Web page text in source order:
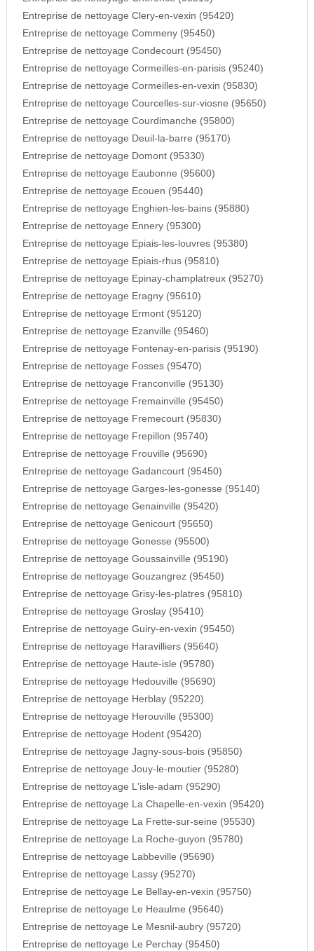
Entreprise de nettoyage Clery-en-vexin (95420)
Entreprise de nettoyage Commeny (95450)
Entreprise de nettoyage Condecourt (95450)
Entreprise de nettoyage Cormeilles-en-parisis (95240)
Entreprise de nettoyage Cormeilles-en-vexin (95830)
Entreprise de nettoyage Courcelles-sur-viosne (95650)
Entreprise de nettoyage Courdimanche (95800)
Entreprise de nettoyage Deuil-la-barre (95170)
Entreprise de nettoyage Domont (95330)
Entreprise de nettoyage Eaubonne (95600)
Entreprise de nettoyage Ecouen (95440)
Entreprise de nettoyage Enghien-les-bains (95880)
Entreprise de nettoyage Ennery (95300)
Entreprise de nettoyage Epiais-les-louvres (95380)
Entreprise de nettoyage Epiais-rhus (95810)
Entreprise de nettoyage Epinay-champlatreux (95270)
Entreprise de nettoyage Eragny (95610)
Entreprise de nettoyage Ermont (95120)
Entreprise de nettoyage Ezanville (95460)
Entreprise de nettoyage Fontenay-en-parisis (95190)
Entreprise de nettoyage Fosses (95470)
Entreprise de nettoyage Franconville (95130)
Entreprise de nettoyage Fremainville (95450)
Entreprise de nettoyage Fremecourt (95830)
Entreprise de nettoyage Frepillon (95740)
Entreprise de nettoyage Frouville (95690)
Entreprise de nettoyage Gadancourt (95450)
Entreprise de nettoyage Garges-les-gonesse (95140)
Entreprise de nettoyage Genainville (95420)
Entreprise de nettoyage Genicourt (95650)
Entreprise de nettoyage Gonesse (95500)
Entreprise de nettoyage Goussainville (95190)
Entreprise de nettoyage Gouzangrez (95450)
Entreprise de nettoyage Grisy-les-platres (95810)
Entreprise de nettoyage Groslay (95410)
Entreprise de nettoyage Guiry-en-vexin (95450)
Entreprise de nettoyage Haravilliers (95640)
Entreprise de nettoyage Haute-isle (95780)
Entreprise de nettoyage Hedouville (95690)
Entreprise de nettoyage Herblay (95220)
Entreprise de nettoyage Herouville (95300)
Entreprise de nettoyage Hodent (95420)
Entreprise de nettoyage Jagny-sous-bois (95850)
Entreprise de nettoyage Jouy-le-moutier (95280)
Entreprise de nettoyage L'isle-adam (95290)
Entreprise de nettoyage La Chapelle-en-vexin (95420)
Entreprise de nettoyage La Frette-sur-seine (95530)
Entreprise de nettoyage La Roche-guyon (95780)
Entreprise de nettoyage Labbeville (95690)
Entreprise de nettoyage Lassy (95270)
Entreprise de nettoyage Le Bellay-en-vexin (95750)
Entreprise de nettoyage Le Heaulme (95640)
Entreprise de nettoyage Le Mesnil-aubry (95720)
Entreprise de nettoyage Le Perchay (95450)